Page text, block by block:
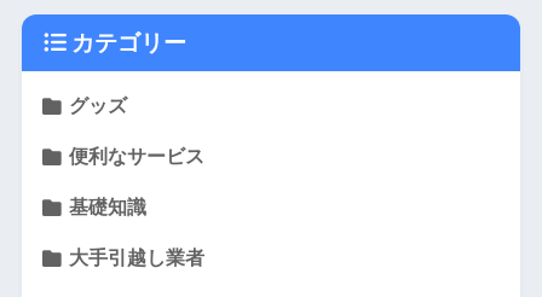
カテゴリー
グッズ
便利なサービス
基礎知識
大手引越し業者